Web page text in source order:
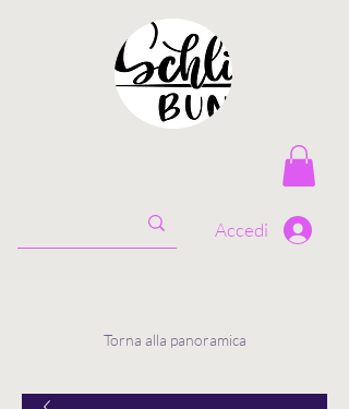
Accedi
Torna alla panoramica